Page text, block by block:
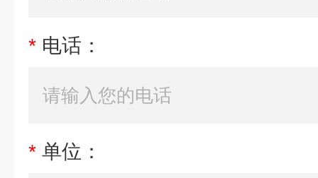
* 电话：
* 单位：